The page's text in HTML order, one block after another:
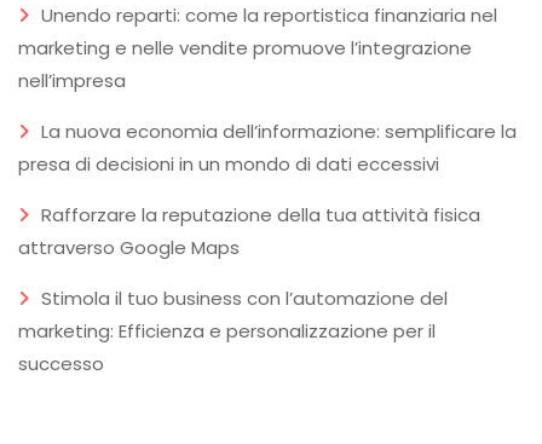
Unendo reparti: come la reportistica finanziaria nel
marketing e nelle vendite promuove l’integrazione
nell’impresa
La nuova economia dell’informazione: semplificare la
presa di decisioni in un mondo di dati eccessivi
Rafforzare la reputazione della tua attività fisica
attraverso Google Maps
Stimola il tuo business con l’automazione del
marketing: Efficienza e personalizzazione per il
successo